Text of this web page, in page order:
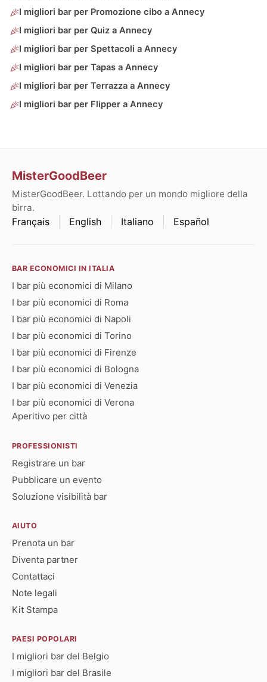
I migliori bar per Promozione cibo a Annecy
I migliori bar per Quiz a Annecy
I migliori bar per Spettacoli a Annecy
I migliori bar per Tapas a Annecy
I migliori bar per Terrazza a Annecy
I migliori bar per Flipper a Annecy
MisterGoodBeer
MisterGoodBeer. Lottando per un mondo migliore della
birra.
Français English Italiano Español
BAR ECONOMICI IN ITALIA
I bar più economici di Milano
I bar più economici di Roma
I bar più economici di Napoli
I bar più economici di Torino
I bar più economici di Firenze
I bar più economici di Bologna
I bar più economici di Venezia
I bar più economici di Verona
Aperitivo per città
PROFESSIONISTI
Registrare un bar
Pubblicare un evento
Soluzione visibilità bar
AIUTO
Prenota un bar
Diventa partner
Contattaci
Note legali
Kit Stampa
PAESI POPOLARI
I migliori bar del Belgio
I migliori bar del Brasile